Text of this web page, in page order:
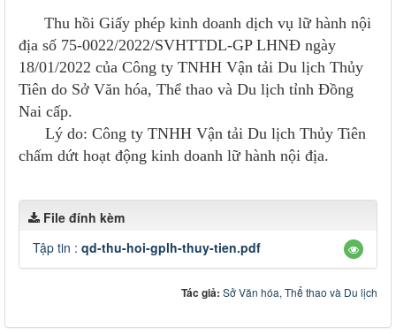
Thu hồi Giấy phép kinh doanh dịch vụ lữ hành nội
địa số 75-0022/2022/SVHTTDL-GP LHNĐ ngày
18/01/2022 của Công ty TNHH Vận tải Du lịch Thủy
Tiên do Sở Văn hóa, Thể thao và Du lịch tỉnh Đồng
Nai cấp.
Lý do: Công ty TNHH Vận tải Du lịch Thủy Tiên
chấm dứt hoạt động kinh doanh lữ hành nội địa.
File đính kèm
Tập tin : qd-thu-hoi-gplh-thuy-tien.pdf
Tác giả: Sở Văn hóa, Thể thao và Du lịch